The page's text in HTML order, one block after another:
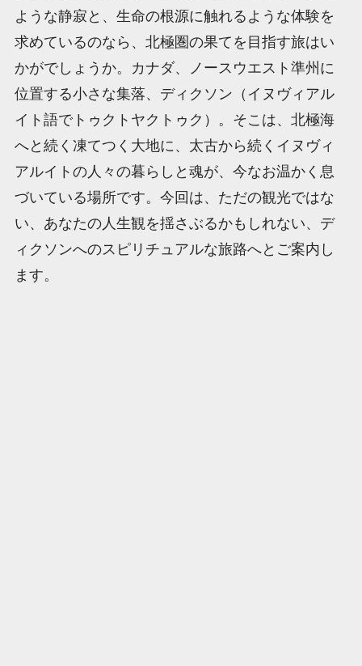
ような静寂と、生命の根源に触れるような体験を
求めているのなら、北極圏の果てを目指す旅はい
かがでしょうか。カナダ、ノースウエスト準州に
位置する小さな集落、ディクソン（イヌヴィアル
イト語でトゥクトヤクトゥク）。そこは、北極海
へと続く凍てつく大地に、太古から続くイヌヴィ
アルイトの人々の暮らしと魂が、今なお温かく息
づいている場所です。今回は、ただの観光ではな
い、あなたの人生観を揺さぶるかもしれない、デ
ィクソンへのスピリチュアルな旅路へとご案内し
ます。